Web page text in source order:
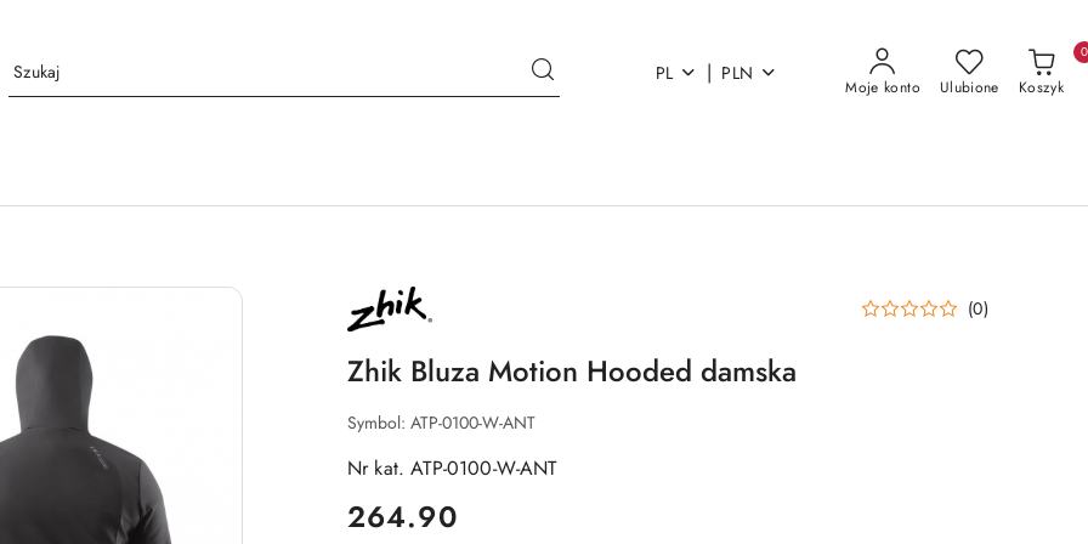
PL | PLN
Moje konto Ulubione Koszyk
0
NAZWA
PRODUCENTA:
ZHIK
(0)
Zhik Bluza Motion Hooded damska
Symbol: ATP-0100-W-ANT
Nr kat. ATP-0100-W-ANT
cena:
264.90